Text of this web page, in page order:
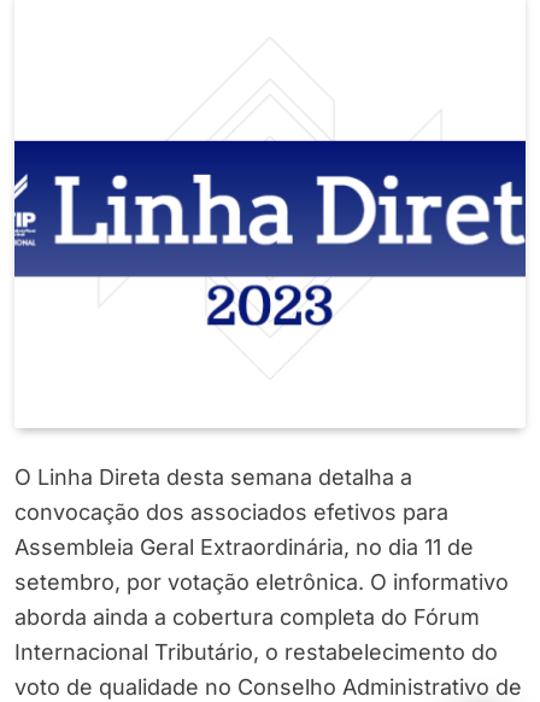
O Linha Direta desta semana detalha a
convocação dos associados efetivos para
Assembleia Geral Extraordinária, no dia 11 de
setembro, por votação eletrônica. O informativo
aborda ainda a cobertura completa do Fórum
Internacional Tributário, o restabelecimento do
voto de qualidade no Conselho Administrativo de